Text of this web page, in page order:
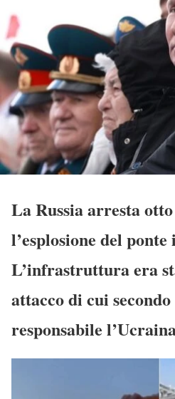
La Russia arresta
l’esplosione del
L’infrastruttura era
attacco di cui
responsabile